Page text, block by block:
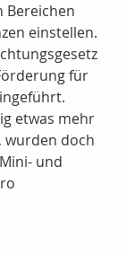
Bereichen
einstellen.
für
etwas mehr
wurden doch
und